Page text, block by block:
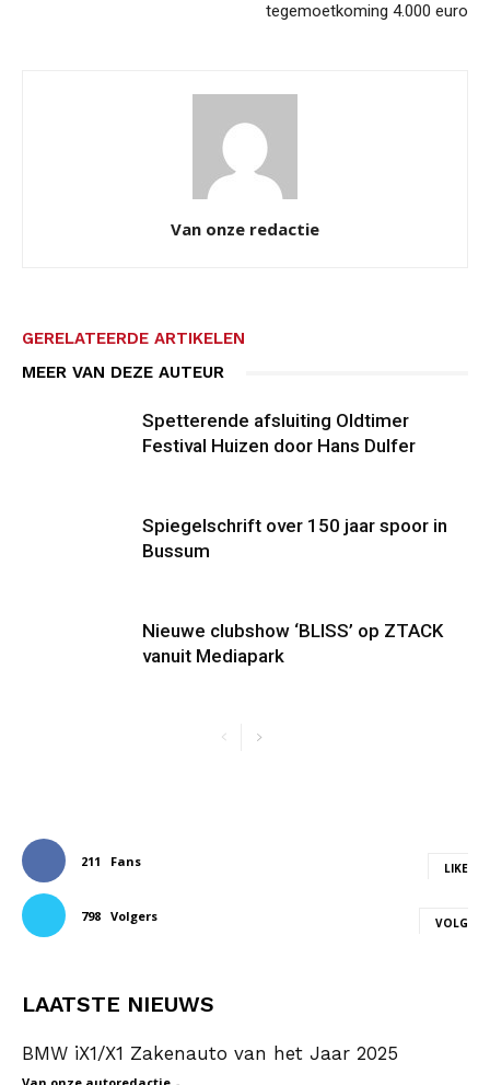
tegemoetkoming 4.000 euro
Van onze redactie
GERELATEERDE ARTIKELEN
MEER VAN DEZE AUTEUR
Spetterende afsluiting Oldtimer
Festival Huizen door Hans Dulfer
Spiegelschrift over 150 jaar spoor in
Bussum
Nieuwe clubshow ‘BLISS’ op ZTACK
vanuit Mediapark
211 Fans LIKE
798 Volgers VOLG
LAATSTE NIEUWS
BMW iX1/X1 Zakenauto van het Jaar 2025